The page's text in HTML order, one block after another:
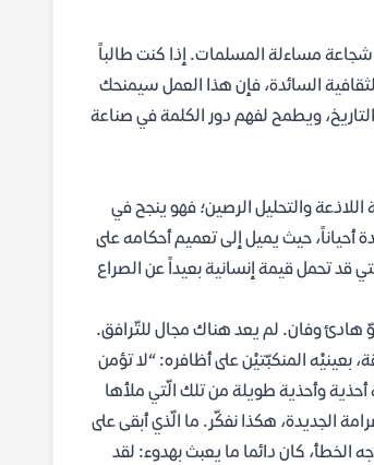
شجاعة مساءلة المسلمات. إذا كنت طالباً
السائدة، فإن هذا العمل سيمنحك
ويطمح لفهم دور الكلمة في صناعة
والتحليل الرصين؛ فهو ينجح في
أحياناً، حيث يميل إلى تعميم أحكامه على
قد تحمل قيمة إنسانية بعيداً عن الصراع
هادئ وفان. لم يعد هناك مجال للتّرافق.
بعينيْه المنكبّتيْن على أظافره: “لا تؤمن
وأحذية طويلة من تلك الّتي ملأها
الجديدة، هكذا نفكّر. ما الّذي أبقى على
الخطأ، كان دائما ما يعبث بهدوء: لقد